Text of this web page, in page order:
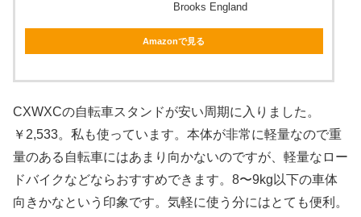
Brooks England
Amazonで見る
CXWXCの自転車スタンドが安い周期に入りました。
￥2,533。私も使っています。本体が非常に軽量なので重
量のある自転車にはあまり向かないのですが、軽量なロー
ドバイクなどならおすすめできます。8〜9kg以下の車体
向きかなという印象です。気軽に使う分にはとても便利。